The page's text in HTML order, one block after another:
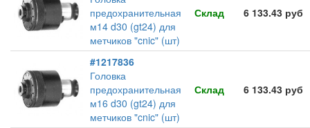
предохранительная
м14 d30 (gt24) для
метчиков "cnic" (шт)
Склад 6 133.43 руб
#1217836
Головка
предохранительная
м16 d30 (gt24) для
метчиков "cnic" (шт)
Склад 6 133.43 руб